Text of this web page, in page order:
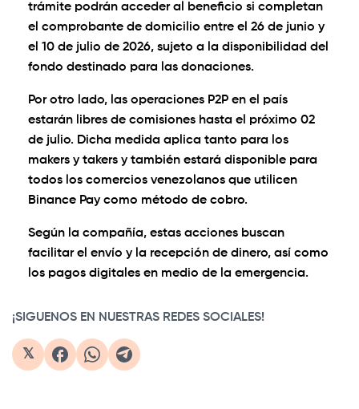
trámite podrán acceder al beneficio si completan
el comprobante de domicilio entre el 26 de junio y
el 10 de julio de 2026, sujeto a la disponibilidad del
fondo destinado para las donaciones.
Por otro lado, las operaciones P2P en el país
estarán libres de comisiones hasta el próximo 02
de julio. Dicha medida aplica tanto para los
makers y takers y también estará disponible para
todos los comercios venezolanos que utilicen
Binance Pay como método de cobro.
Según la compañía, estas acciones buscan
facilitar el envío y la recepción de dinero, así como
los pagos digitales en medio de la emergencia.
¡SIGUENOS EN NUESTRAS REDES SOCIALES!
𝕏